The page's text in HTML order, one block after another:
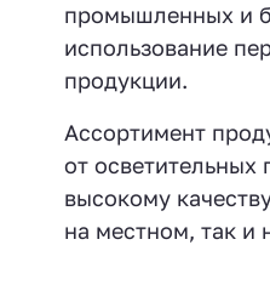
промышленных и
использование
продукции.
Ассортимент
от
высокому
на местном, так и